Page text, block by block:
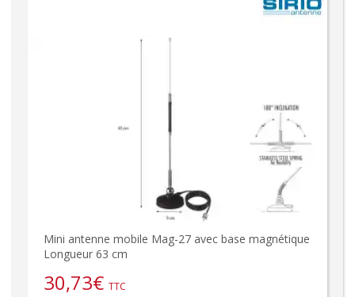
Mini antenne mobile Mag-27 avec base magnétique
Longueur 63 cm
30,73€ TTC